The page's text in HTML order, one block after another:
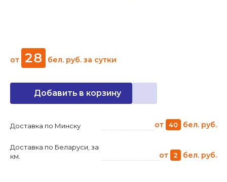
от 28 бел. руб. за сутки
Добавить в корзину
Доставка по Минску от 40 бел. руб.
Доставка по Беларуси, за
км.
от 2 бел. руб.